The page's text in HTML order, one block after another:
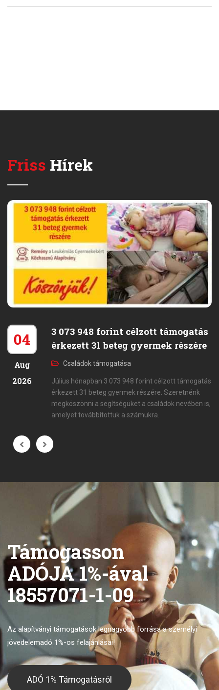
Friss Hírek
04
Aug
2026
3 073 948 forint célzott támogatás
érkezett 31 beteg gyermek részére
Családok támogatása
Július hónapban 3 073 948 forint célzott támogatás
érkezett 31 beteg gyermek részére. Szeretnénk
megköszönni a segítségüket a családok nevében is,
amelyet továbbítottuk a számukra.
Támogasson
ADÓJA 1%-ával
18557071-1-09
Az alapítványi támogatások legnagyobb forrásaa személyi
jövedelemadó 1%-os felajánlásai!
ADÓ 1% Támogatásról